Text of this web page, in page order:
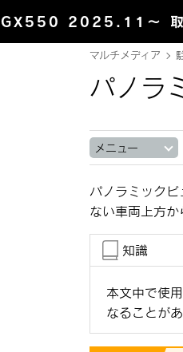
GX550 2025.11～
マルチメディア
パノラ
メニュー
パノラミック
ない車両上方か
知識
本文中で使
なることがあ